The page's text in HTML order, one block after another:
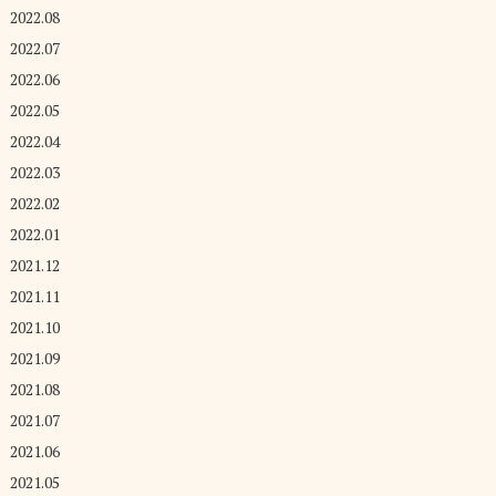
2022.08
2022.07
2022.06
2022.05
2022.04
2022.03
2022.02
2022.01
2021.12
2021.11
2021.10
2021.09
2021.08
2021.07
2021.06
2021.05